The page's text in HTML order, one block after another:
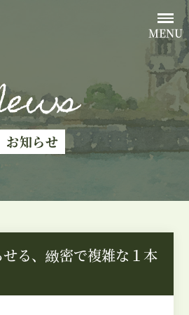
MENU
お知らせ
せる、緻密で複雑な１本